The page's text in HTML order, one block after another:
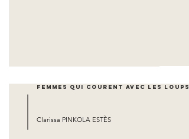
Femmes qui courent avec les loups
Clarissa PINKOLA ESTÈS